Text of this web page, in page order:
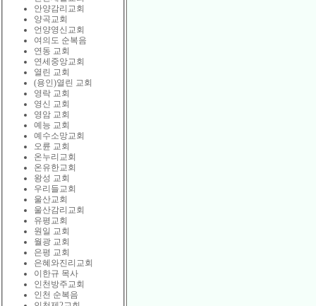
안양감리교회
양곡교회
언양영신교회
여의도 순복음
연동 교회
연세중앙교회
열린 교회
(용인)열린 교회
영락 교회
영신 교회
영암 교회
예능 교회
예수소망교회
오륜 교회
온누리교회
온유한교회
왕성 교회
우리들교회
울산교회
울산감리교회
유평교회
원일 교회
월광 교회
은평 교회
은혜와진리교회
이한규 목사
인천방주교회
인천 순복음